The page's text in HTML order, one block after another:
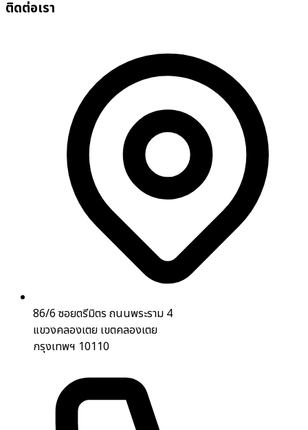
ติดต่อเรา
86/6 ซอยตรีมิตร ถนนพระราม 4
แขวงคลองเตย เขตคลองเตย
กรุงเทพฯ 10110